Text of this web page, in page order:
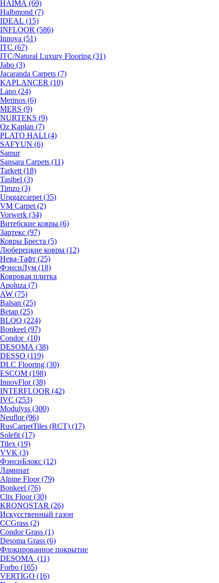
HAIMA (69)
Halbmond (7)
IDEAL (15)
INFLOOR (586)
Innova (51)
ITC (67)
ITC/Natural Luxury Flooring (31)
Jabo (3)
Jacaranda Carpets (7)
KAPLANCER (10)
Lano (24)
Merinos (6)
MERS (9)
NURTEKS (9)
Oz Kaplan (7)
PLATO HALI (4)
SAFYUN (6)
Samur
Sansara Carpets (11)
Tarkett (18)
Tasibel (3)
Timzo (3)
Urggazcarpet (35)
VM Carpet (2)
Vorwerk (34)
Витебские ковры (6)
Зартекс (97)
Ковры Бреста (5)
Люберецкие ковры (12)
Нева-Тафт (25)
ФэнсиЛум (18)
Ковровая плитка
Apoluza (7)
AW (75)
Balsan (25)
Betap (25)
BLOQ (224)
Bonkeel (97)
Condor (10)
DESOMA (38)
DESSO (119)
DLC Flooring (30)
ESCOM (198)
InnovFlor (38)
INTERFLOOR (42)
IVC (253)
Modulyss (300)
Neuflor (96)
RusCarpetTiles (RCT) (17)
Solefit (17)
Tilex (19)
VVK (3)
ФэнсиБлокс (12)
Ламинат
Alpine Floor (79)
Bonkeel (76)
Clix Floor (30)
KRONOSTAR (26)
Искусственный газон
CCGrass (2)
Condor Grass (1)
Desoma Grass (6)
Флокированное покрытие
DESOMA (11)
Forbo (165)
VERTIGO (16)